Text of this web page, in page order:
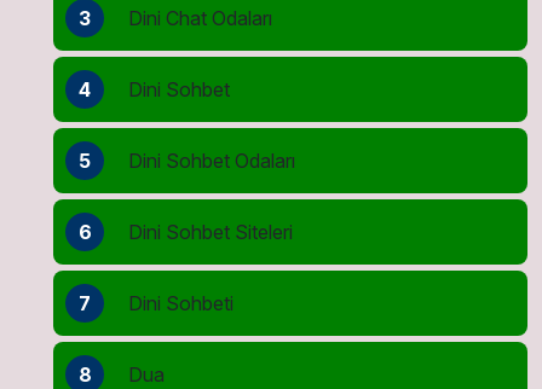
3 Dini Chat Odaları
4 Dini Sohbet
5 Dini Sohbet Odaları
6 Dini Sohbet Siteleri
7 Dini Sohbeti
8 Dua